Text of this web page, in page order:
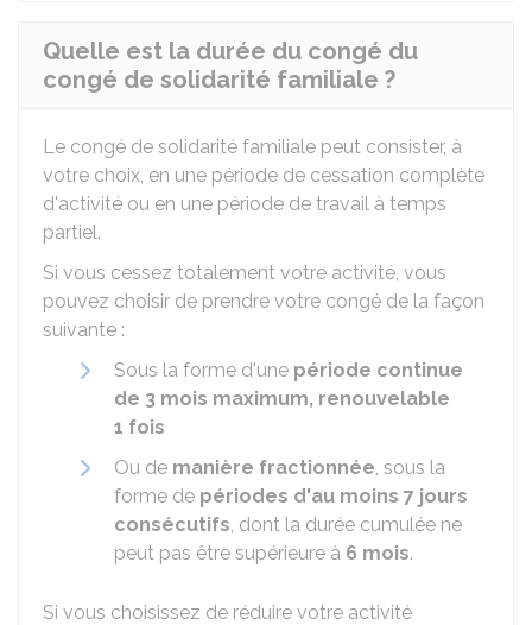
Quelle est la durée du congé du
congé de solidarité familiale ?
Le congé de solidarité familiale peut consister, à
votre choix, en une période de cessation complète
d'activité ou en une période de travail à temps
partiel.
Si vous cessez totalement votre activité, vous
pouvez choisir de prendre votre congé de la façon
suivante :
Sous la forme d'une période continue
de 3 mois maximum, renouvelable
1 fois
Ou de manière fractionnée, sous la
forme de périodes d'au moins 7 jours
consécutifs, dont la durée cumulée ne
peut pas être supérieure à 6 mois.
Si vous choisissez de réduire votre activité